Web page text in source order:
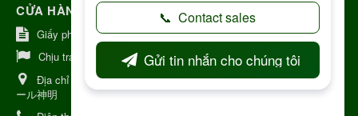
CỬA HÀNG GIỚI THIỆU TẠI NHẬT BẢN
Giấy phép số: 080-9475-1379
Chịu trách nhiệm: MR THƯƠNG
Địa chỉ Nhật Bản:日本 愛知県刈谷市神明町6丁目308番地 ファミ
ール神明